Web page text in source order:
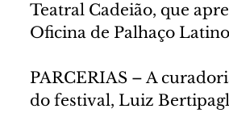
Teatral Cadeião, que
Oficina de Palhaço
PARCERIAS – A
do festival, Luiz